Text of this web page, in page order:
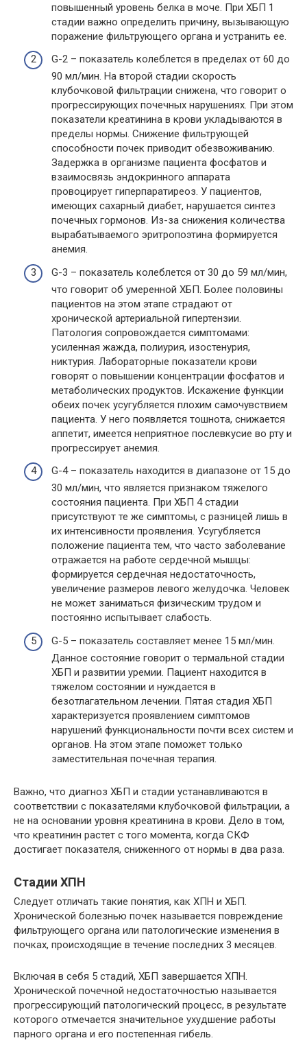
повышенный уровень белка в моче. При ХБП 1
стадии важно определить причину, вызывающую
поражение фильтрующего органа и устранить ее.
G-2 – показатель колеблется в пределах от 60 до
90 мл/мин. На второй стадии скорость
клубочковой фильтрации снижена, что говорит о
прогрессирующих почечных нарушениях. При этом
показатели креатинина в крови укладываются в
пределы нормы. Снижение фильтрующей
способности почек приводит обезвоживанию.
Задержка в организме пациента фосфатов и
взаимосвязь эндокринного аппарата
провоцирует гиперпаратиреоз. У пациентов,
имеющих сахарный диабет, нарушается синтез
почечных гормонов. Из-за снижения количества
вырабатываемого эритропоэтина формируется
анемия.
G-3 – показатель колеблется от 30 до 59 мл/мин,
что говорит об умеренной ХБП. Более половины
пациентов на этом этапе страдают от
хронической артериальной гипертензии.
Патология сопровождается симптомами:
усиленная жажда, полиурия, изостенурия,
никтурия. Лабораторные показатели крови
говорят о повышении концентрации фосфатов и
метаболических продуктов. Искажение функции
обеих почек усугубляется плохим самочувствием
пациента. У него появляется тошнота, снижается
аппетит, имеется неприятное послевкусие во рту и
прогрессирует анемия.
G-4 – показатель находится в диапазоне от 15 до
30 мл/мин, что является признаком тяжелого
состояния пациента. При ХБП 4 стадии
присутствуют те же симптомы, с разницей лишь в
их интенсивности проявления. Усугубляется
положение пациента тем, что часто заболевание
отражается на работе сердечной мышцы:
формируется сердечная недостаточность,
увеличение размеров левого желудочка. Человек
не может заниматься физическим трудом и
постоянно испытывает слабость.
G-5 – показатель составляет менее 15 мл/мин.
Данное состояние говорит о термальной стадии
ХБП и развитии уремии. Пациент находится в
тяжелом состоянии и нуждается в
безотлагательном лечении. Пятая стадия ХБП
характеризуется проявлением симптомов
нарушений функциональности почти всех систем и
органов. На этом этапе поможет только
заместительная почечная терапия.
Важно, что диагноз ХБП и стадии устанавливаются в
соответствии с показателями клубочковой фильтрации, а
не на основании уровня креатинина в крови. Дело в том,
что креатинин растет с того момента, когда СКФ
достигает показателя, сниженного от нормы в два раза.
Стадии ХПН
Следует отличать такие понятия, как ХПН и ХБП.
Хронической болезнью почек называется повреждение
фильтрующего органа или патологические изменения в
почках, происходящие в течение последних 3 месяцев.
Включая в себя 5 стадий, ХБП завершается ХПН.
Хронической почечной недостаточностью называется
прогрессирующий патологический процесс, в результате
которого отмечается значительное ухудшение работы
парного органа и его постепенная гибель.